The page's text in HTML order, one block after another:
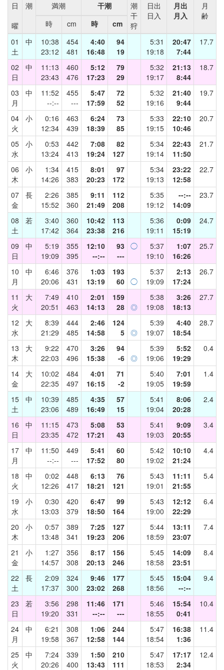
日
曜
潮 満潮 干潮
潮
干
狩
日出
日入
月出
月入
月
齢
時
cm 時
cm
01
土
中
10:38
23:12
454
481
4:40
16:48
94
19
5:31
19:18
20:47
7:44
17.7
02
日
中
11:13
23:43
460
476
5:12
17:23
79
29
5:32
19:17
21:13
8:44
18.7
03
月
中
11:52
--:--
455
---
5:47
17:59
72
52
5:32
19:16
21:40
9:44
19.7
04
火
小
0:16
12:34
463
439
6:24
18:39
73
85
5:33
19:15
22:10
10:46
20.7
05
水
小
0:53
13:24
442
413
7:08
19:24
82
127
5:34
19:14
22:43
11:50
21.7
06
木
小
1:34
14:26
415
383
8:01
20:23
97
172
5:34
19:13
23:22
12:58
22.7
07
金
長
2:26
15:52
385
360
9:11
21:49
112
208
5:35
19:12
--:--
14:09
23.7
08
土
若
3:40
17:42
360
364
10:42
23:38
113
216
5:36
19:11
0:09
15:19
24.7
09
日
中
5:19
19:09
355
395
12:10
--:--
93
---
◯
5:37
19:10
1:07
16:26
25.7
10
月
中
6:46
20:06
376
431
1:03
13:19
193
60 ◯
5:37
19:09
2:13
17:24
26.7
11
火
大
7:49
20:51
410
463
2:01
14:13
159
28 ◎
5:38
19:08
3:26
18:13
27.7
12
水
大
8:39
21:29
444
485
2:46
14:58
124
5 ◎
5:39
19:07
4:40
18:54
28.7
13
木
大
9:22
22:03
470
496
3:26
15:38
94
-6 ◎
5:39
19:06
5:52
19:29
0.4
14
金
大
10:02
22:35
484
497
4:01
16:15
71
-2
5:40
19:05
7:01
19:59
1.4
15
土
中
10:39
23:06
485
489
4:35
16:49
57
15
5:41
19:04
8:06
20:28
2.4
16
日
中
11:15
23:35
473
472
5:08
17:21
53
43
5:41
19:03
9:09
20:55
3.4
17
月
中
11:50
--:--
449
---
5:41
17:52
60
80
5:42
19:02
10:10
21:24
4.4
18
火
中
0:02
12:26
448
417
6:13
18:21
76
121
5:43
19:01
11:11
21:55
5.4
19
水
小
0:30
13:03
420
379
6:47
18:50
99
164
5:43
19:00
12:12
22:29
6.4
20
木
小
0:57
13:48
389
341
7:25
19:23
127
206
5:44
18:59
13:11
23:07
7.4
21
金
小
1:27
14:57
356
308
8:17
20:13
156
246
5:45
18:58
14:09
23:51
8.4
22
土
長
2:09
17:37
324
300
9:46
23:02
177
268
5:45
18:56
15:04
--:--
9.4
23
日
若
3:56
19:20
298
331
11:46
--:--
171
---
5:46
18:55
15:54
0:41
10.4
24
月
中
6:21
19:58
308
367
1:06
12:58
244
144
5:47
18:54
16:38
1:36
11.4
25
火
中
7:24
20:26
339
400
1:50
13:43
210
111
5:47
18:53
17:17
2:34
12.4